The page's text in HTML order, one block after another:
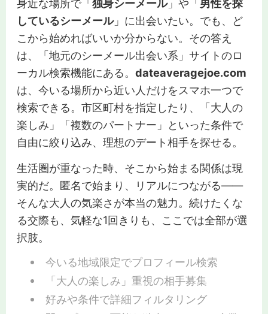
身近な場所で「独身シーメール」や「男性を探
しているシーメール」に出会いたい。でも、ど
こから始めればいいか分からない。その答え
は、「地元のシーメール出会い系」サイトのロ
ーカル検索機能にある。 dateaveragejoe.com
は、今いる場所から近い人だけをスマホ一つで
検索できる。市区町村を指定したり、「大人の
楽しみ」「複数のパートナー」といった条件で
自由に絞り込み、理想のデート相手を探せる。
生活圏が重なった時、そこから始まる関係は現
実的だ。匿名で始まり、リアルにつながる——
そんな大人の気楽さが本当の魅力。続けたくな
る交際も、気軽な1回きりも、ここでは全部が選
択肢。
今いる地域限定でプロフィール検索
「大人の楽しみ」重視の相手募集
好みや条件で詳細フィルタリング